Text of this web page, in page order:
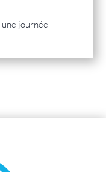
une journée